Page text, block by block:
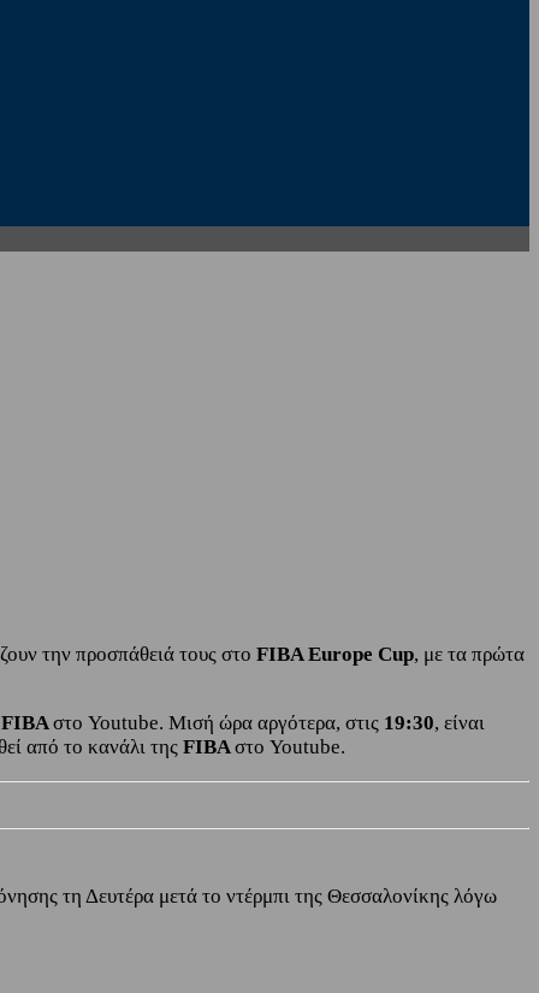
την προσπάθειά τους στο FIBA Europe Cup, με τα πρώτα
FIBAστο Youtube. Μισή ώρα αργότερα, στις 19:30, είναι
από το κανάλι της FIBAστο Youtube.
τη Δευτέρα μετά το ντέρμπι της Θεσσαλονίκης λόγω